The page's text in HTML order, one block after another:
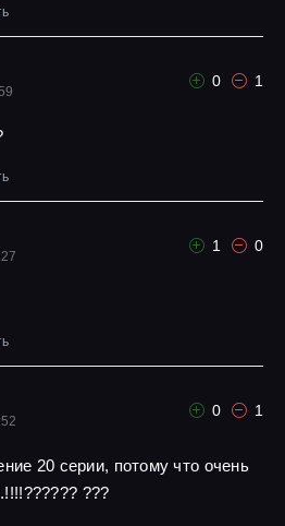
0 1
1 0
0 1
20 серии, потому что очень
???